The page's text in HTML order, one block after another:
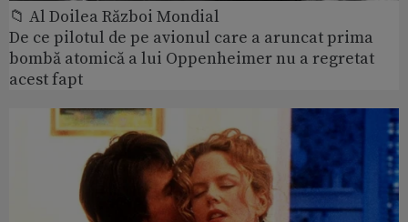
📁 Al Doilea Război Mondial
De ce pilotul de pe avionul care a aruncat prima
bombă atomică a lui Oppenheimer nu a regretat
acest fapt